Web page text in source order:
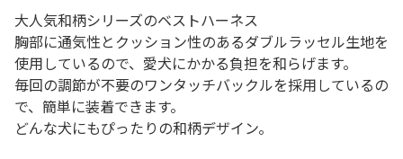
大人気和柄シリーズのベストハーネス
胸部に通気性とクッション性のあるダブルラッセル生地を
使用しているので、愛犬にかかる負担を和らげます。
毎回の調節が不要のワンタッチバックルを採用しているの
で、簡単に装着できます。
どんな犬にもぴったりの和柄デザイン。